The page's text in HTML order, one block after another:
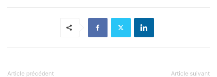
Article précédent Article suivant